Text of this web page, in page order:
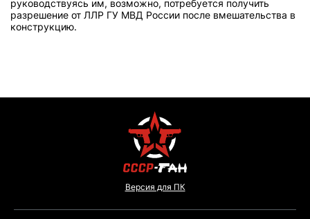
руководствуясь им, возможно, потребуется получить
разрешение от ЛЛР ГУ МВД России после вмешательства в
конструкцию.
Версия для ПК